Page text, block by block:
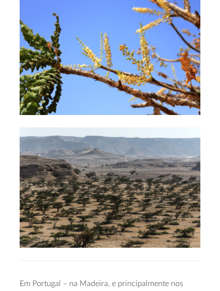
Em Portugal – na Madeira, e principalmente nos